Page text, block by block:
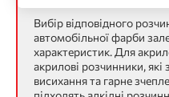
Вибір відповідного
автомобільної фарби
характеристик. Для
акрилові розчинники,
висихання та гарне